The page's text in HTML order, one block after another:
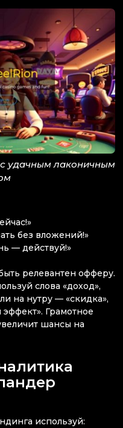
удачным лаконичным
без вложений!»
— действуй!»
релевантен офферу.
слова «доход»,
на нутру — «скидка»,
Грамотное
шансы на
используй: